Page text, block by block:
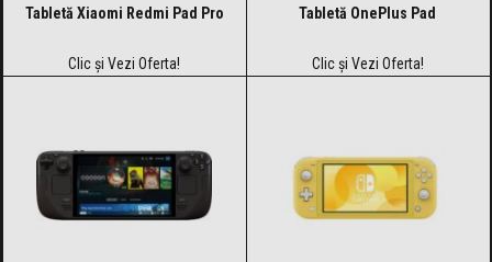
Tabletă Xiaomi Redmi Pad Pro
Clic și Vezi Oferta!
Tabletă OnePlus Pad
Clic și Vezi Oferta!